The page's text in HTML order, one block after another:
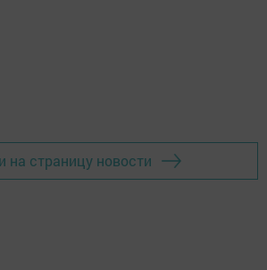
на страницу новости